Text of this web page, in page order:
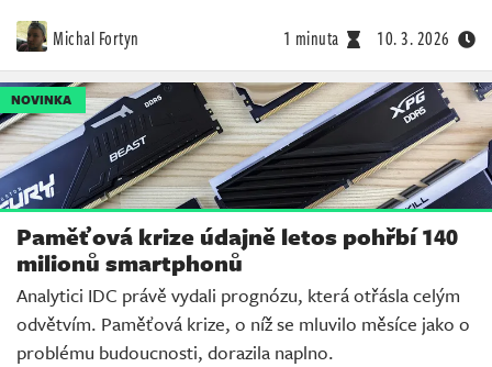
Michal Fortyn 1 minuta 10. 3. 2026
NOVINKA
Paměťová krize údajně letos pohřbí 140
milionů smartphonů
Analytici IDC právě vydali prognózu, která otřásla celým
odvětvím. Paměťová krize, o níž se mluvilo měsíce jako o
problému budoucnosti, dorazila naplno.